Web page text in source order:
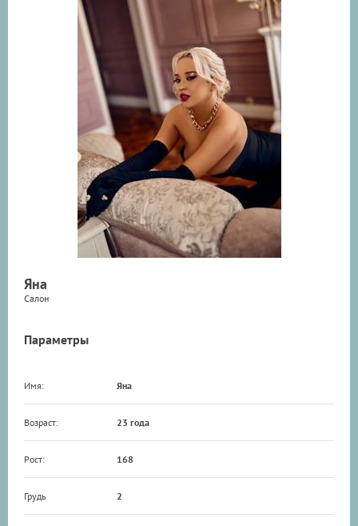
Яна
Салон
Параметры
Имя: Яна
Возраст: 23 года
Рост: 168
Грудь 2